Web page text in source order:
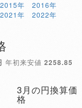
2015年
2016年
2021年
2022年
年初来安値 2258.85
3月の円換算価
格